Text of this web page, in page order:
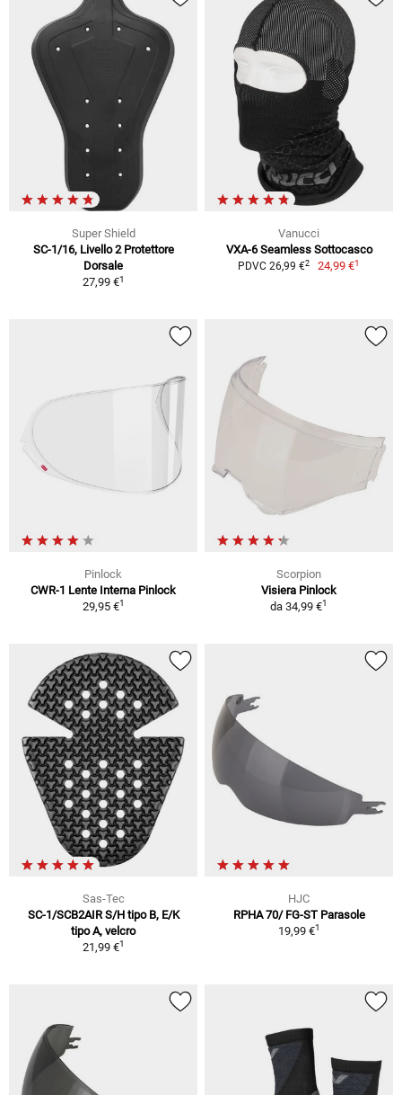
Super Shield
SC-1/16, Livello 2 Protettore
Dorsale
27,99 €1
Vanucci
VXA-6 Seamless Sottocasco
PDVC 26,99 €2 24,99 €1
Pinlock
CWR-1 Lente Interna Pinlock
29,95 €1
Scorpion
Visiera Pinlock
da 34,99 €1
Sas-Tec
SC-1/SCB2AIR S/H tipo B, E/K
tipo A, velcro
21,99 €1
HJC
RPHA 70/ FG-ST Parasole
19,99 €1